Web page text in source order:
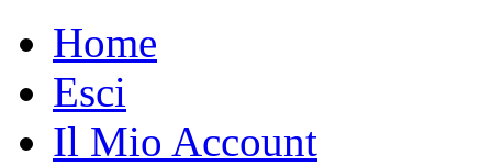
Home
Esci
Il Mio Account